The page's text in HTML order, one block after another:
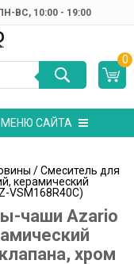
ВC, 10:00 - 19:00
0
МЕНЮ САЙТА
/ Смеситель для
керамический
VSM168R40C)
чаши Azario
хром